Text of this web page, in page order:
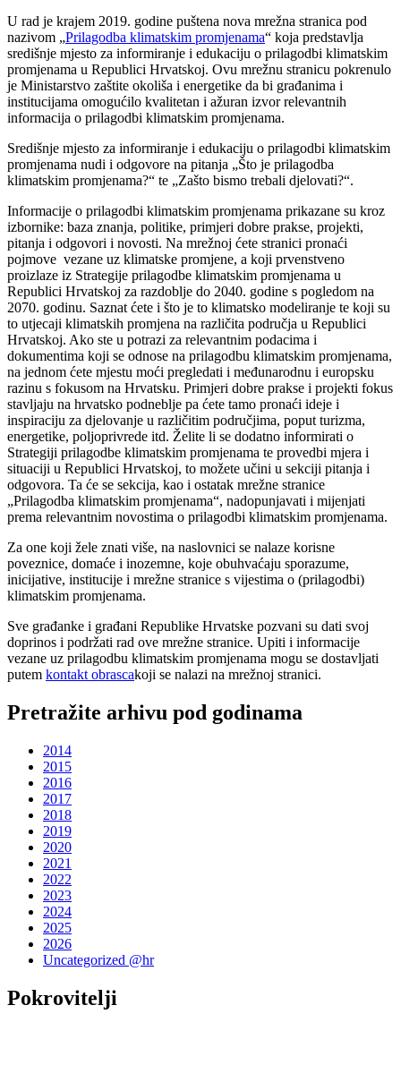
U rad je krajem 2019. godine puštena nova mrežna stranica pod
nazivom „Prilagodba klimatskim promjenama“ koja predstavlja
središnje mjesto za informiranje i edukaciju o prilagodbi klimatskim
promjenama u Republici Hrvatskoj. Ovu mrežnu stranicu pokrenulo
je Ministarstvo zaštite okoliša i energetike da bi građanima i
institucijama omogućilo kvalitetan i ažuran izvor relevantnih
informacija o prilagodbi klimatskim promjenama.
Središnje mjesto za informiranje i edukaciju o prilagodbi klimatskim
promjenama nudi i odgovore na pitanja „Što je prilagodba
klimatskim promjenama?“ te „Zašto bismo trebali djelovati?“.
Informacije o prilagodbi klimatskim promjenama prikazane su kroz
izbornike: baza znanja, politike, primjeri dobre prakse, projekti,
pitanja i odgovori i novosti. Na mrežnoj ćete stranici pronaći
pojmove vezane uz klimatske promjene, a koji prvenstveno
proizlaze iz Strategije prilagodbe klimatskim promjenama u
Republici Hrvatskoj za razdoblje do 2040. godine s pogledom na
2070. godinu. Saznat ćete i što je to klimatsko modeliranje te koji su
to utjecaji klimatskih promjena na različita područja u Republici
Hrvatskoj. Ako ste u potrazi za relevantnim podacima i
dokumentima koji se odnose na prilagodbu klimatskim promjenama,
na jednom ćete mjestu moći pregledati i međunarodnu i europsku
razinu s fokusom na Hrvatsku. Primjeri dobre prakse i projekti fokus
stavljaju na hrvatsko podneblje pa ćete tamo pronaći ideje i
inspiraciju za djelovanje u različitim područjima, poput turizma,
energetike, poljoprivrede itd. Želite li se dodatno informirati o
Strategiji prilagodbe klimatskim promjenama te provedbi mjera i
situaciji u Republici Hrvatskoj, to možete učini u sekciji pitanja i
odgovora. Ta će se sekcija, kao i ostatak mrežne stranice
„Prilagodba klimatskim promjenama“, nadopunjavati i mijenjati
prema relevantnim novostima o prilagodbi klimatskim promjenama.
Za one koji žele znati više, na naslovnici se nalaze korisne
poveznice, domaće i inozemne, koje obuhvaćaju sporazume,
inicijative, institucije i mrežne stranice s vijestima o (prilagodbi)
klimatskim promjenama.
Sve građanke i građani Republike Hrvatske pozvani su dati svoj
doprinos i podržati rad ove mrežne stranice. Upiti i informacije
vezane uz prilagodbu klimatskim promjenama mogu se dostavljati
putem kontakt obrascakoji se nalazi na mrežnoj stranici.
Pretražite arhivu pod godinama
2014
2015
2016
2017
2018
2019
2020
2021
2022
2023
2024
2025
2026
Uncategorized @hr
Pokrovitelji